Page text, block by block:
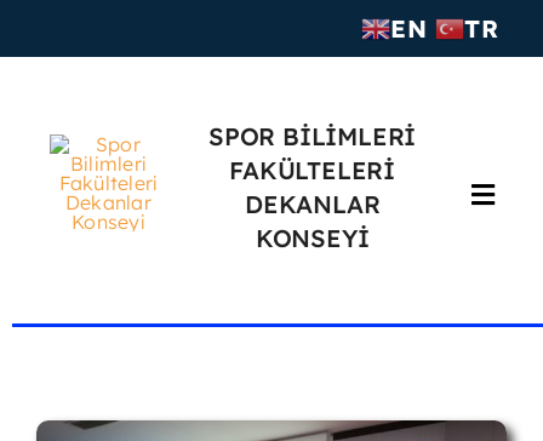
EN TR
SPOR BİLİMLERİ
FAKÜLTELERİ
DEKANLAR
KONSEYİ